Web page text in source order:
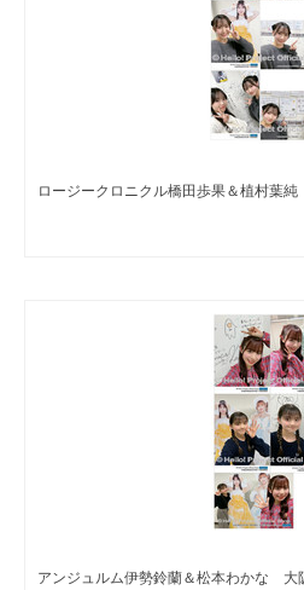
ロージークロニクル橋田歩果＆植村葉
アンジュルム伊勢鈴蘭＆松本わかな 大